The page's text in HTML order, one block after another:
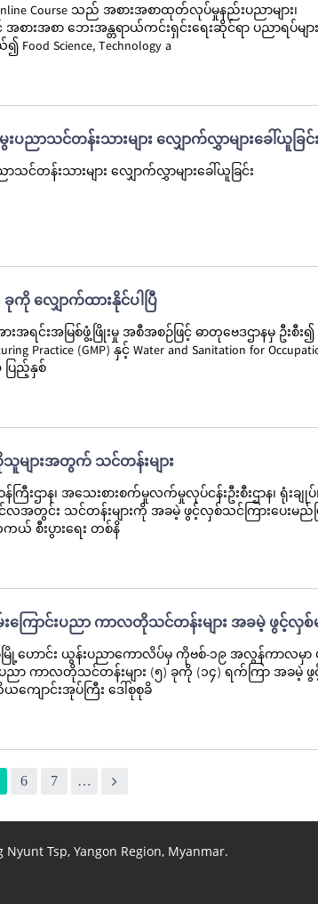
Online Course သည် အစားအစာထုတ်လုပ်မှုနည်းပညာများ၊
စားအစာ ဘေးအန္တရာယ်ကင်းရှင်းရေးဆိုင်ရာ ပညာရပ်မျ
Science, Technology a
ညာသင်တန်းသားများ လျှောက်လွှာများခေါ်ယူခြင်
င်တန်းသားများ လျှောက်လွှာများခေါ်ယူခြင်း
ခုကို လျှောက်ထားနိုင်ပါပြီ
းအမြစ်ဖွံ့ဖြိုးမှု အစီအစဉ်ဖြင့် ဓာတုဗေဒဌာနမှ ဦးစီး၍
Practice (GMP) နှင့် Water and Sanitation for
ပြည့်နှစ်
များအတွက် သင်တန်းများ
ကြီးဌာန၊ အသေးစားစက်မှုလက်မှုလုပ်ငန်းဦးစီးဌာန၊ ရုံးချု
အတွင်း သင်တန်းများကို အခမဲ့ ဖွင့်လှစ်သင်ကြားပေးမည်ဖ
ယ် စီးပွားရေး တစ်နိ
ြောင်းပညာ ကာလတိုသင်တန်းများ အခမဲ့ ဖွင့်လှ
ဂံမြို့ဟောင်း ယွန်းပညာကောလိပ်မှ ကိုဗစ်-၁၉ အလွန်ကာလမှာ
ညာ ကာလတိုသင်တန်းများ (၅) ခုကို (၁၄) ရက်ကြာ အခမဲ့
ျောင်းအုပ်ကြီး ဒေါ်စုစုခိ
6 7 …
Tsp, Yangon Region, Myanmar.